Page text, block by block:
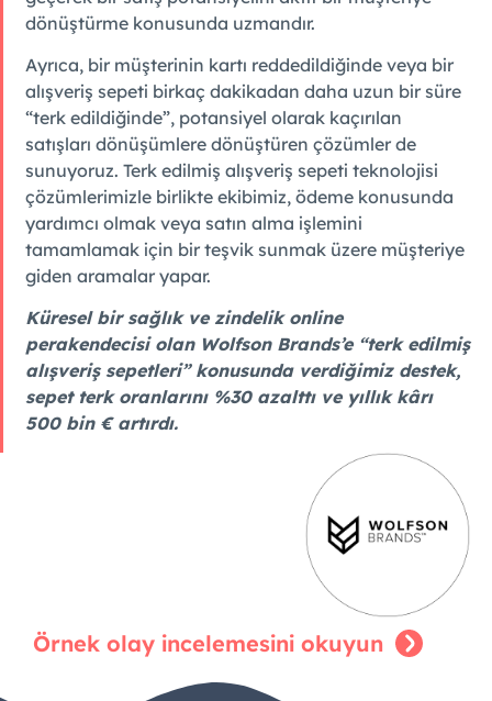
dönüştürme konusunda uzmandır.
Ayrıca, bir müşterinin kartı reddedildiğinde veya bir
alışveriş sepeti birkaç dakikadan daha uzun bir süre
“terk edildiğinde”, potansiyel olarak kaçırılan
satışları dönüşümlere dönüştüren çözümler de
sunuyoruz. Terk edilmiş alışveriş sepeti teknolojisi
çözümlerimizle birlikte ekibimiz, ödeme konusunda
yardımcı olmak veya satın alma işlemini
tamamlamak için bir teşvik sunmak üzere müşteriye
giden aramalar yapar.
Küresel bir sağlık ve zindelik online
perakendecisi olan Wolfson Brands’e “terk edilmiş
alışveriş sepetleri” konusunda verdiğimiz destek,
sepet terk oranlarını %30 azalttı ve yıllık kârı
500 bin € artırdı.
Örnek olay incelemesini okuyun